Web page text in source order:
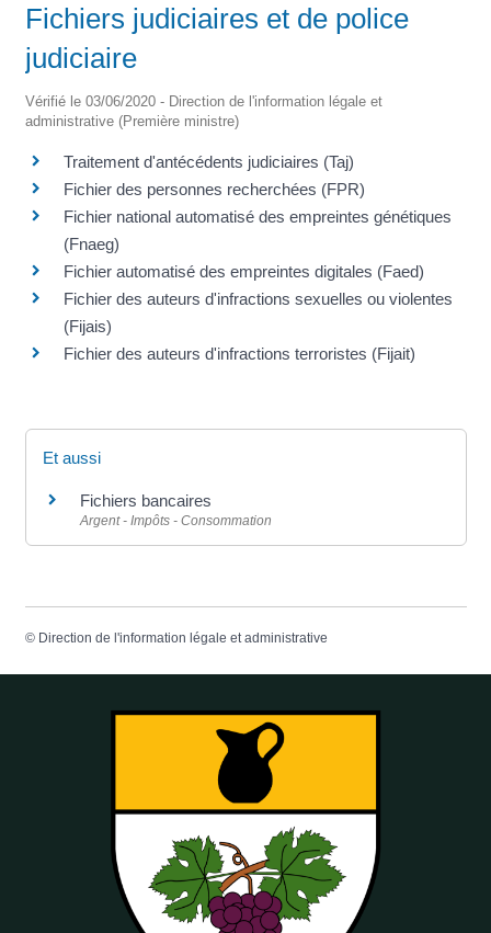
Fichiers judiciaires et de police
judiciaire
Vérifié le 03/06/2020 - Direction de l'information légale et
administrative (Première ministre)
Traitement d'antécédents judiciaires (Taj)
Fichier des personnes recherchées (FPR)
Fichier national automatisé des empreintes génétiques
(Fnaeg)
Fichier automatisé des empreintes digitales (Faed)
Fichier des auteurs d'infractions sexuelles ou violentes
(Fijais)
Fichier des auteurs d'infractions terroristes (Fijait)
Et aussi
Fichiers bancaires
Argent - Impôts - Consommation
© Direction de l'information légale et administrative